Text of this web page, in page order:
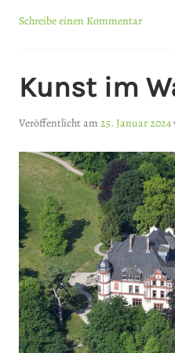
Schreibe einen Kommentar
Kunst im
Veröffentlicht am 25. Januar 2024